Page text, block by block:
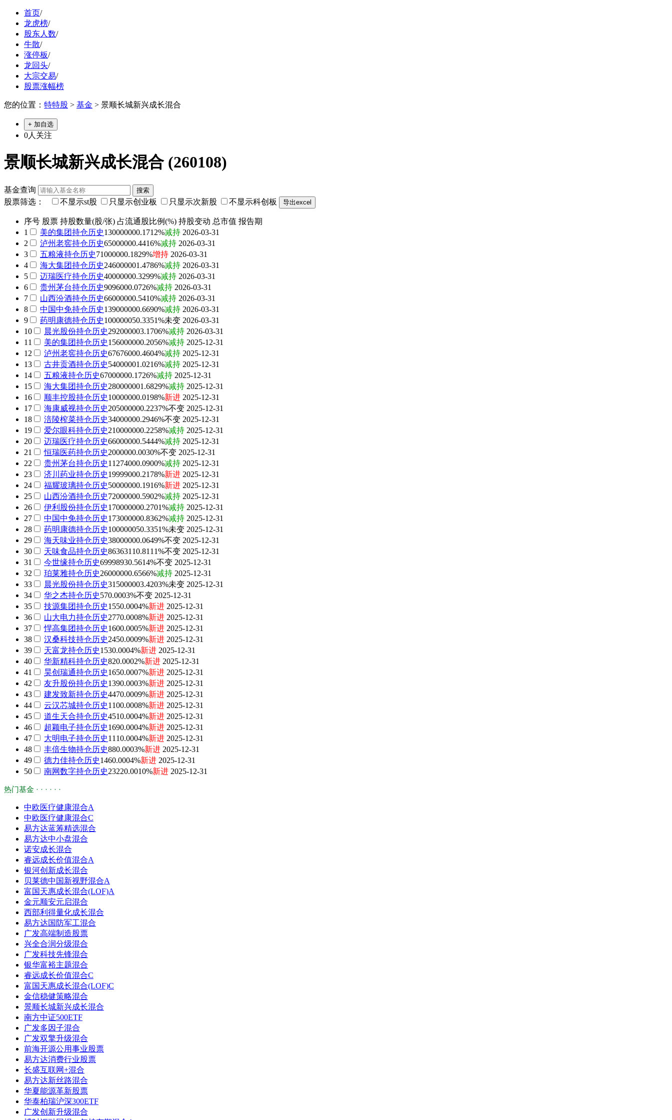
首页/
龙虎榜/
股东人数/
牛散/
涨停板/
龙回头/
大宗交易/
股票涨幅榜
您的位置： 特特股 > 基金 > 景顺长城新兴成长混合
+ 加自选
0人关注
景顺长城新兴成长混合 (260108)
基金查询
股票筛选：
不显示st股 只显示创业板 只显示次新股 不显示科创板
序号 股票 持股数量(股/张) 占流通股比例(%) 持股变动 总市值 报告期
1
美的集团持仓历史130000000.1712%减持 2026-03-31
2
泸州老窖持仓历史65000000.4416%减持 2026-03-31
3
五粮液持仓历史71000000.1829%增持 2026-03-31
4
海大集团持仓历史246000001.4786%减持 2026-03-31
5
迈瑞医疗持仓历史40000000.3299%减持 2026-03-31
6
贵州茅台持仓历史9096000.0726%减持 2026-03-31
7
山西汾酒持仓历史66000000.5410%减持 2026-03-31
8
中国中免持仓历史139000000.6690%减持 2026-03-31
9
药明康德持仓历史100000050.3351%未变 2026-03-31
10
晨光股份持仓历史292000003.1706%减持 2026-03-31
11
美的集团持仓历史156000000.2056%减持 2025-12-31
12
泸州老窖持仓历史67676000.4604%减持 2025-12-31
13
古井贡酒持仓历史54000001.0216%减持 2025-12-31
14
五粮液持仓历史67000000.1726%减持 2025-12-31
15
海大集团持仓历史280000001.6829%减持 2025-12-31
16
顺丰控股持仓历史10000000.0198%新进 2025-12-31
17
海康威视持仓历史205000000.2237%不变 2025-12-31
18
涪陵榨菜持仓历史34000000.2946%不变 2025-12-31
19
爱尔眼科持仓历史210000000.2258%减持 2025-12-31
20
迈瑞医疗持仓历史66000000.5444%减持 2025-12-31
21
恒瑞医药持仓历史2000000.0030%不变 2025-12-31
22
贵州茅台持仓历史11274000.0900%减持 2025-12-31
23
济川药业持仓历史19999000.2178%新进 2025-12-31
24
福耀玻璃持仓历史50000000.1916%新进 2025-12-31
25
山西汾酒持仓历史72000000.5902%减持 2025-12-31
26
伊利股份持仓历史170000000.2701%减持 2025-12-31
27
中国中免持仓历史173000000.8362%减持 2025-12-31
28
药明康德持仓历史100000050.3351%未变 2025-12-31
29
海天味业持仓历史38000000.0649%不变 2025-12-31
30
天味食品持仓历史86363110.8111%不变 2025-12-31
31
今世缘持仓历史69998930.5614%不变 2025-12-31
32
珀莱雅持仓历史26000000.6566%减持 2025-12-31
33
晨光股份持仓历史315000003.4203%未变 2025-12-31
34
华之杰持仓历史570.0003%不变 2025-12-31
35
技源集团持仓历史1550.0004%新进 2025-12-31
36
山大电力持仓历史2770.0008%新进 2025-12-31
37
悍高集团持仓历史1600.0005%新进 2025-12-31
38
汉桑科技持仓历史2450.0009%新进 2025-12-31
39
天富龙持仓历史1530.0004%新进 2025-12-31
40
华新精科持仓历史820.0002%新进 2025-12-31
41
昊创瑞通持仓历史1650.0007%新进 2025-12-31
42
友升股份持仓历史1390.0003%新进 2025-12-31
43
建发致新持仓历史4470.0009%新进 2025-12-31
44
云汉芯城持仓历史1100.0008%新进 2025-12-31
45
道生天合持仓历史4510.0004%新进 2025-12-31
46
超颖电子持仓历史1690.0004%新进 2025-12-31
47
大明电子持仓历史1110.0004%新进 2025-12-31
48
丰倍生物持仓历史880.0003%新进 2025-12-31
49
德力佳持仓历史1460.0004%新进 2025-12-31
50
南网数字持仓历史23220.0010%新进 2025-12-31
热门基金 · · · · · ·
中欧医疗健康混合A
中欧医疗健康混合C
易方达蓝筹精选混合
易方达中小盘混合
诺安成长混合
睿远成长价值混合A
银河创新成长混合
贝莱德中国新视野混合A
富国天惠成长混合(LOF)A
金元顺安元启混合
西部利得量化成长混合
易方达国防军工混合
广发高端制造股票
兴全合润分级混合
广发科技先锋混合
银华富裕主题混合
睿远成长价值混合C
富国天惠成长混合(LOF)C
金信稳健策略混合
景顺长城新兴成长混合
南方中证500ETF
广发多因子混合
广发双擎升级混合
前海开源公用事业股票
易方达消费行业股票
长盛互联网+混合
易方达新丝路混合
华夏能源革新股票
华泰柏瑞沪深300ETF
广发创新升级混合